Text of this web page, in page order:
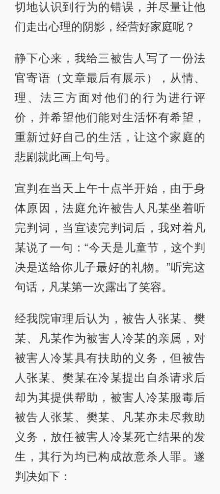
切地认识到行为的错误，并尽量让他
们走出心理的阴影，经营好家庭呢？
静下心来，我给三被告人写了一份法
官寄语（文章最后有展示），从情、
理、法三方面对他们的行为进行评
价，并希望他们能对生活怀有希望，
重新过好自己的生活，让这个家庭的
悲剧就此画上句号。
宣判在当天上午十点半开始，由于身
体原因，法庭允许被告人凡某坐着听
完判词，当宣读完判词后，我对着凡
某说了一句：“今天是儿童节，这个判
决是送给你儿子最好的礼物。”听完这
句话，凡某第一次露出了笑容。
经我院审理后认为，被告人张某、樊
某、凡某作为被害人冷某的亲属，对
被害人冷某具有扶助的义务，但被告
人张某、樊某在冷某提出自杀请求后
却为其提供帮助，被害人冷某服毒后
被告人张某、樊某、凡某亦未尽救助
义务，放任被害人冷某死亡结果的发
生，其行为均已构成故意杀人罪。遂
判决如下：